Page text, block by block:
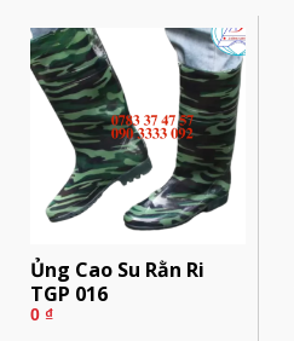
Ủng Cao Su Rằn Ri
TGP 016
0 ₫